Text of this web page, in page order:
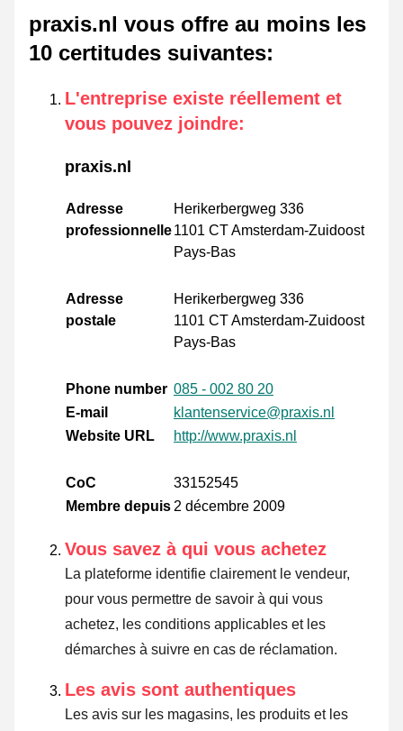
praxis.nl vous offre au moins les
10 certitudes suivantes:
L'entreprise existe réellement et
vous pouvez joindre:
praxis.nl
Adresse
professionnelle
Herikerbergweg 336
1101 CT Amsterdam-Zuidoost
Pays-Bas
Adresse
postale
Herikerbergweg 336
1101 CT Amsterdam-Zuidoost
Pays-Bas
Phone number 085 - 002 80 20
E-mail
klantenservice@praxis.nl
Website URL
http://www.praxis.nl
CoC
33152545
Membre depuis 2 décembre 2009
Vous savez à qui vous achetez
La plateforme identifie clairement le vendeur,
pour vous permettre de savoir à qui vous
achetez, les conditions applicables et les
démarches à suivre en cas de réclamation.
Les avis sont authentiques
Les avis sur les magasins, les produits et les